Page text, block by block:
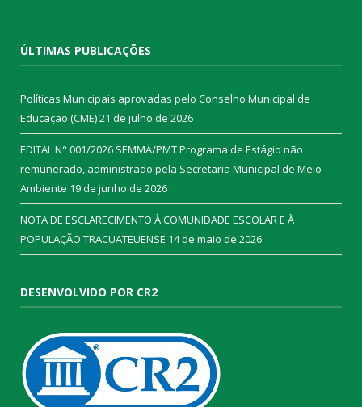
ÚLTIMAS PUBLICAÇÕES
Políticas Municipais aprovadas pelo Conselho Municipal de
Educação (CME)21 de julho de 2026
EDITAL N° 001/2026 SEMMA/PMT Programa de Estágio não
remunerado, administrado pela Secretaria Municipal de Meio
Ambiente 19 de junho de 2026
NOTA DE ESCLARECIMENTO À COMUNIDADE ESCOLAR E À
POPULAÇÃO TRACUATEUENSE 14 de maio de 2026
DESENVOLVIDO POR CR2